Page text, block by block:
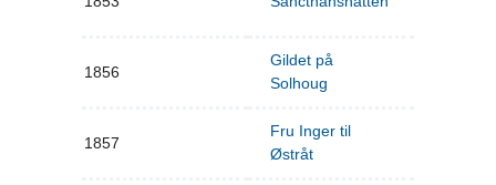
1856
Gildet på
Solhoug
1857
Fru Inger til
Østråt